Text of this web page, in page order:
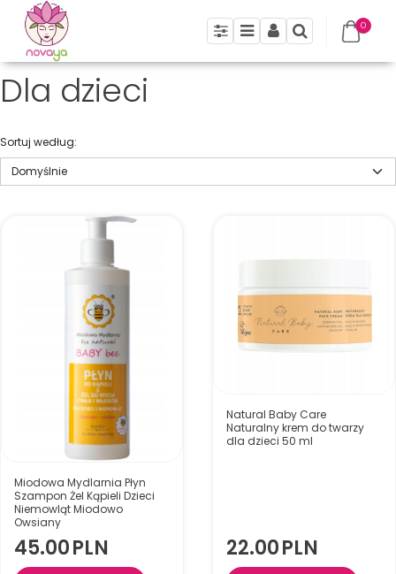
PanelMenuPanelSzukaj
0
Dla dzieci
Sortuj według:
Miodowa Mydlarnia Płyn
Szampon Żel Kąpieli Dzieci
Niemowląt Miodowo
Owsiany
45.00PLN
odżywiający i łagodzący
wrażliwą skórę maluszka.
Natural Baby Care
Naturalny krem do twarzy
dla dzieci 50 ml
22.00PLN